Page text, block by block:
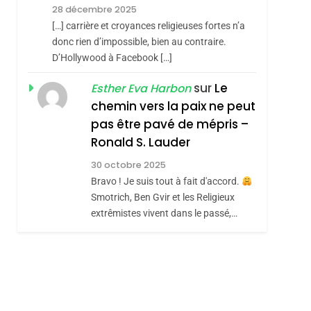
De Tadla Azilal
Consacrés Produits
Du Terroir
DAFINA MAROC
28 décembre 2025
[…] carrière et croyances religieuses fortes n’a
donc rien d’impossible, bien au contraire.
D’Hollywood à Facebook […]
Esther Eva Harbonsur Le
chemin vers la paix ne peut
pas être pavé de mépris –
Ronald S. Lauder
30 octobre 2025
Bravo ! Je suis tout à fait d'accord.
Smotrich, Ben Gvir et les Religieux
extrêmistes vivent dans le passé,…